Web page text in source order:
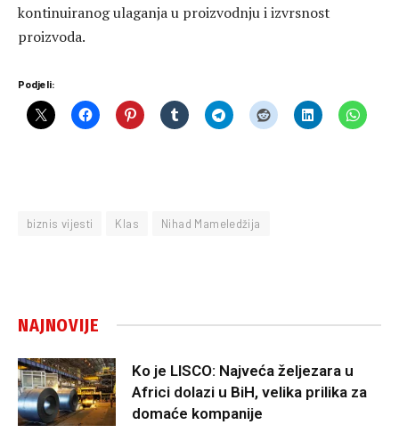
kontinuiranog ulaganja u proizvodnju i izvrsnost
proizvoda.
Podjeli:
biznis vijesti Klas Nihad Mameledžija
NAJNOVIJE
Ko je LISCO: Najveća željezara u
Africi dolazi u BiH, velika prilika za
domaće kompanije